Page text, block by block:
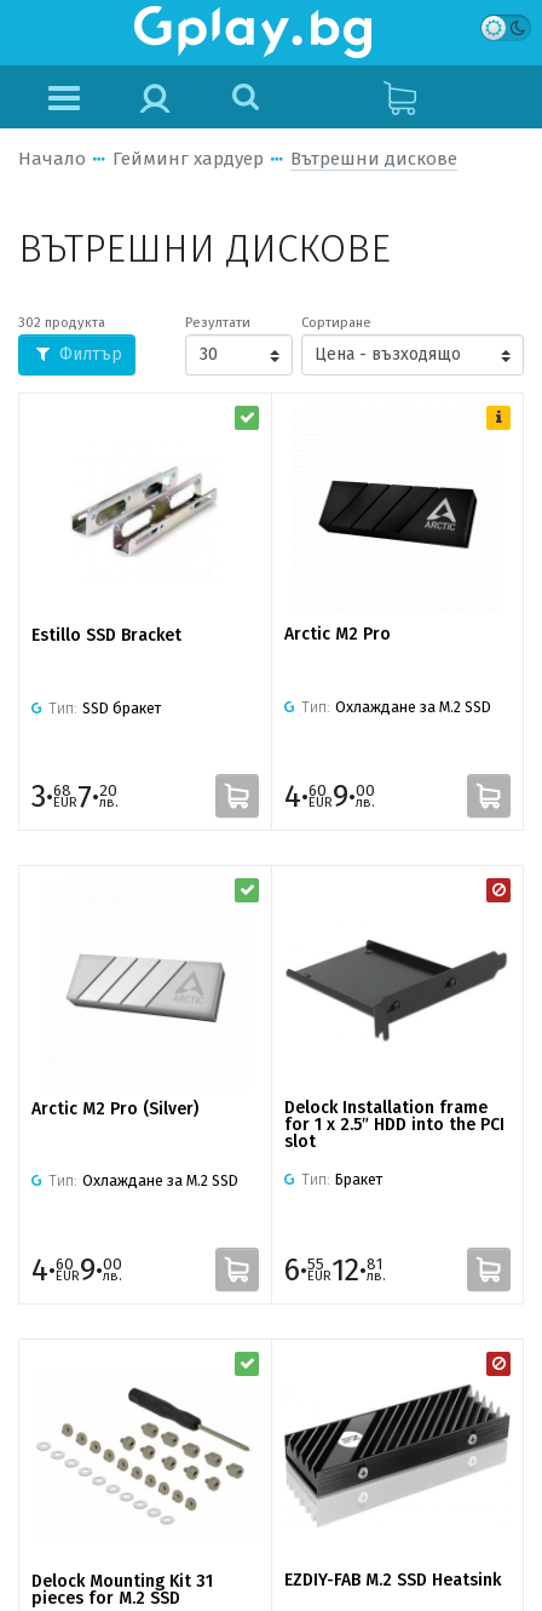
Начало Гейминг хардуер Вътрешни дискове
ВЪТРЕШНИ ДИСКОВЕ
302 продукта
Филтър
Резултати Сортиране
Estillo SSD Bracket
Тип: SSD бракет
3·68
EUR7·20
лв.
Arctic M2 Pro
Тип: Охлаждане за M.2 SSD
4·60
EUR9·00
лв.
Arctic M2 Pro (Silver)
Тип: Охлаждане за M.2 SSD
4·60
EUR9·00
лв.
Delock Installation frame
for 1 x 2.5″ HDD into the PCI
slot
Тип: Бракет
6·55
EUR12·81
лв.
Delock Mounting Kit 31
pieces for M.2 SSD
EZDIY-FAB M.2 SSD Heatsink